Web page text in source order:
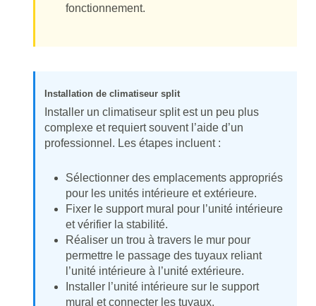
fonctionnement.
Installation de climatiseur split
Installer un climatiseur split est un peu plus
complexe et requiert souvent l’aide d’un
professionnel. Les étapes incluent :
Sélectionner des emplacements appropriés
pour les unités intérieure et extérieure.
Fixer le support mural pour l’unité intérieure
et vérifier la stabilité.
Réaliser un trou à travers le mur pour
permettre le passage des tuyaux reliant
l’unité intérieure à l’unité extérieure.
Installer l’unité intérieure sur le support
mural et connecter les tuyaux.